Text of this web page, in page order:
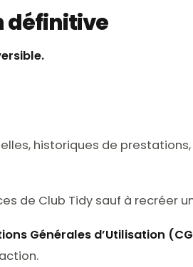
définitive
historiques de
de Club Tidy sauf à recréer
Générales d’Utilisation